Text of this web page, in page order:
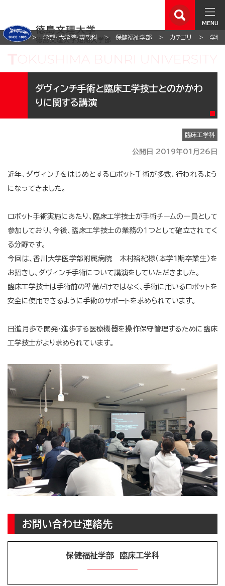
MENU
ホーム 学部・大学院・専攻科 保健福祉学部 カテゴリ 学科
ダヴィンチ手術と臨床工学技士とのかかわ
りに関する講演
臨床工学科
公開日 2019年01月26日
近年、ダヴィンチをはじめとするロボット手術が多数、行われるよう
になってきました。
ロボット手術実施にあたり、臨床工学技士が手術チームの一員として
参加しており、今後、臨床工学技士の業務の１つとして確立されてく
る分野です。
今回は、香川大学医学部附属病院 木村裕紀様（本学1期卒業生）を
お招きし、ダヴィンチ手術について講演をしていただきました。
臨床工学技士は手術前の準備だけではなく、手術に用いるロボットを
安全に使用できるように手術のサポートを求められています。
日進月歩で開発・進歩する医療機器を操作保守管理するために臨床
工学技士がより求められています。
お問い合わせ連絡先
保健福祉学部 臨床工学科